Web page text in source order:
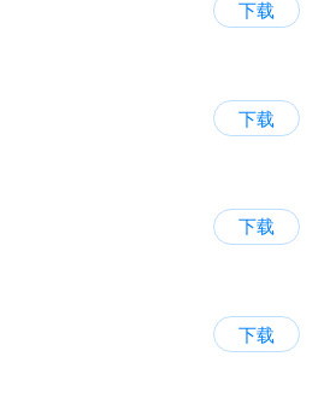
下载
下载
下载
下载